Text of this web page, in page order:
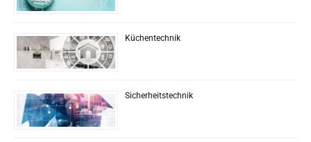
Küchentechnik
Sicherheitstechnik